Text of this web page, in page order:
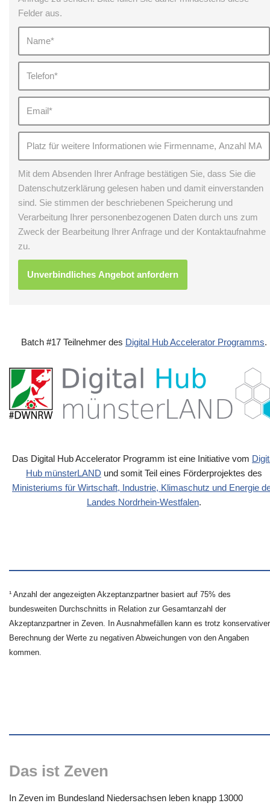
Felder aus.
Mit dem Absenden Ihrer Anfrage bestätigen Sie, dass Sie die
Datenschutzerklärung gelesen haben und damit einverstanden
sind. Sie stimmen der beschriebenen Speicherung und
Verarbeitung Ihrer personenbezogenen Daten durch uns zum
Zweck der Bearbeitung Ihrer Anfrage und der Kontaktaufnahme
zu.
Batch #17 Teilnehmer des Digital Hub Accelerator Programms.
Das Digital Hub Accelerator Programm ist eine Initiative vom
Hub münsterLAND und somit Teil eines Förderprojektes des
Ministeriums für Wirtschaft, Industrie, Klimaschutz und Energie
Landes Nordrhein-Westfalen.
¹ Anzahl der angezeigten Akzeptanzpartner basiert auf 75% des
bundesweiten Durchschnitts in Relation zur Gesamtanzahl der
Akzeptanzpartner in Zeven. In Ausnahmefällen kann es trotz konservativer
Berechnung der Werte zu negativen Abweichungen von den Angaben
kommen.
Das ist Zeven
In Zeven im Bundesland Niedersachsen leben knapp 13000